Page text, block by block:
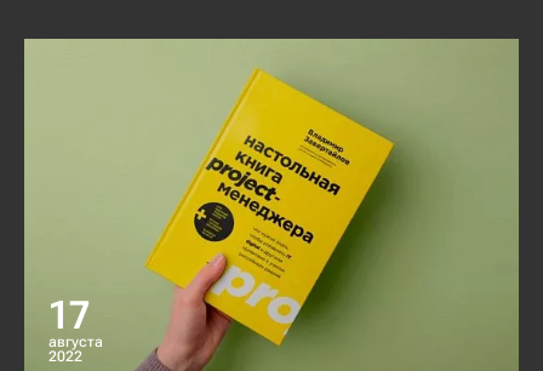
17
августа
2022